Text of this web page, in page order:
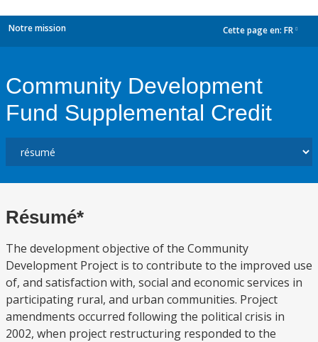
Notre mission Cette page en: FR
Community Development
Fund Supplemental Credit
Résumé*
The development objective of the Community
Development Project is to contribute to the improved use
of, and satisfaction with, social and economic services in
participating rural, and urban communities. Project
amendments occurred following the political crisis in
2002, when project restructuring responded to the